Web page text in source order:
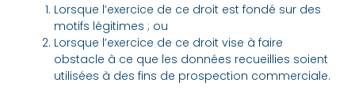
Lorsque l’exercice de ce droit est fondé sur des
motifs légitimes ; ou
Lorsque l’exercice de ce droit vise à faire
obstacle à ce que les données recueillies soient
utilisées à des fins de prospection commerciale.